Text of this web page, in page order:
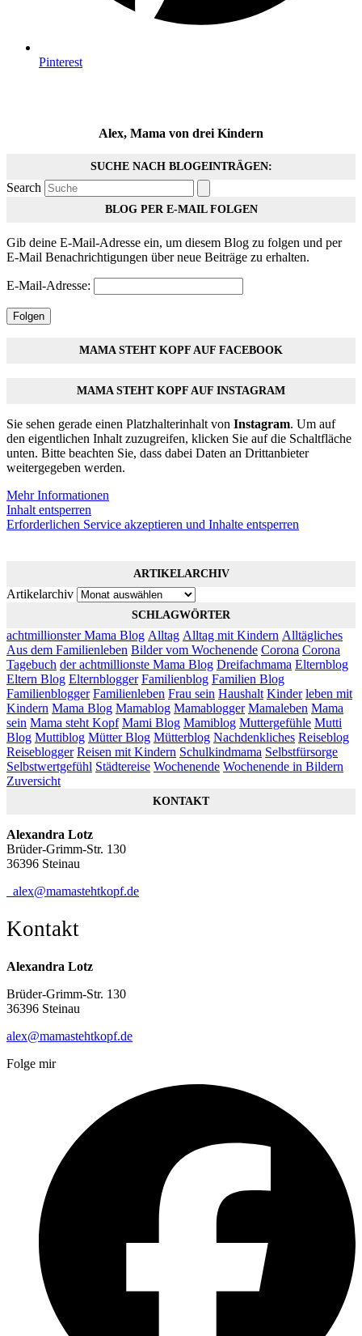
Pinterest
Alex, Mama von drei Kindern
SUCHE NACH BLOGEINTRÄGEN:
Search
BLOG PER E-MAIL FOLGEN
Gib deine E-Mail-Adresse ein, um diesem Blog zu folgen und per
E-Mail Benachrichtigungen über neue Beiträge zu erhalten.
E-Mail-Adresse:
Folgen
MAMA STEHT KOPF AUF FACEBOOK
MAMA STEHT KOPF AUF INSTAGRAM
Sie sehen gerade einen Platzhalterinhalt von Instagram. Um auf
den eigentlichen Inhalt zuzugreifen, klicken Sie auf die Schaltfläche
unten. Bitte beachten Sie, dass dabei Daten an Drittanbieter
weitergegeben werden.
Mehr Informationen
Inhalt entsperren
Erforderlichen Service akzeptieren und Inhalte entsperren
ARTIKELARCHIV
Artikelarchiv
SCHLAGWÖRTER
achtmillionster Mama Blog Alltag Alltag mit Kindern Alltägliches
Aus dem Familienleben Bilder vom Wochenende Corona Corona
Tagebuch der achtmillionste Mama Blog Dreifachmama Elternblog
Eltern Blog Elternblogger Familienblog Familien Blog
Familienblogger Familienleben Frau sein Haushalt Kinder leben mit
Kindern Mama Blog Mamablog Mamablogger Mamaleben Mama
sein Mama steht Kopf Mami Blog Mamiblog Muttergefühle Mutti
Blog Muttiblog Mütter Blog Mütterblog Nachdenkliches Reiseblog
Reiseblogger Reisen mit Kindern Schulkindmama Selbstfürsorge
Selbstwertgefühl Städtereise Wochenende Wochenende in Bildern
Zuversicht
KONTAKT
Alexandra Lotz
Brüder-Grimm-Str. 130
36396 Steinau
alex@mamastehtkopf.de
Kontakt
Alexandra Lotz
Brüder-Grimm-Str. 130
36396 Steinau
alex@mamastehtkopf.de
Folge mir